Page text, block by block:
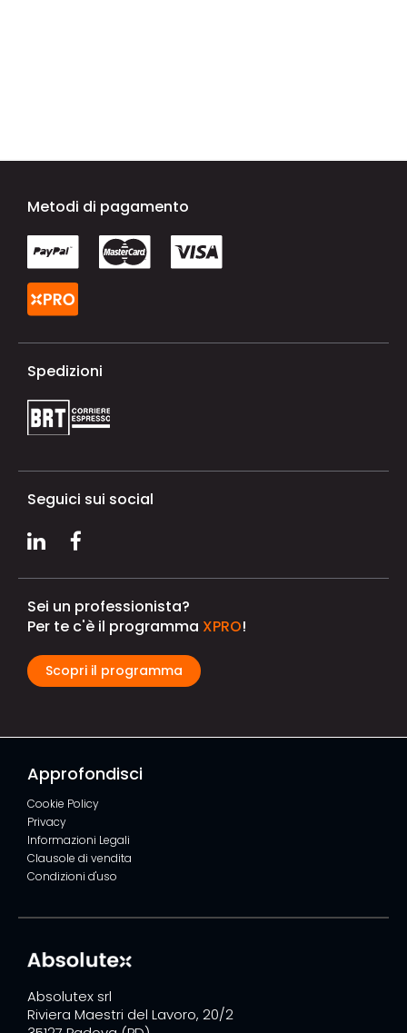
Metodi di pagamento
Spedizioni
Seguici sui social
Sei un professionista?
Per te c'è il programma XPRO!
Scopri il programma
Approfondisci
Cookie Policy
Privacy
Informazioni Legali
Clausole di vendita
Condizioni d'uso
Absolutex srl
Riviera Maestri del Lavoro, 20/2